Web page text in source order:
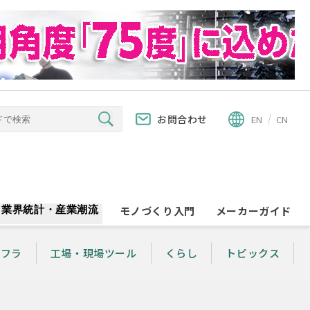
お問合わせ EN CN
業界統計・産業潮流 モノづくり入門 メーカーガイド
ラ 工場・現場ツール くらし トピックス